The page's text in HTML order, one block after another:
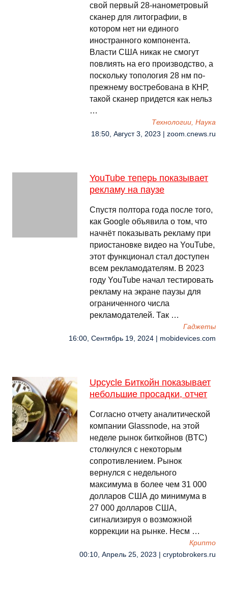
свой первый 28-нанометровый
сканер для литографии, в
котором нет ни единого
иностранного компонента.
Власти США никак не смогут
повлиять на его производство, а
поскольку топология 28 нм по-
прежнему востребована в КНР,
такой сканер придется как нельз
…
Технологии, Наука
18:50, Август 3, 2023 | zoom.cnews.ru
YouTube теперь показывает
рекламу на паузе
Спустя полтора года после того,
как Google объявила о том, что
начнёт показывать рекламу при
приостановке видео на YouTube,
этот функционал стал доступен
всем рекламодателям. В 2023
году YouTube начал тестировать
рекламу на экране паузы для
ограниченного числа
рекламодателей. Так …
Гаджеты
16:00, Сентябрь 19, 2024 | mobidevices.com
Upcycle Биткойн показывает
небольшие просадки, отчет
Согласно отчету аналитической
компании Glassnode, на этой
неделе рынок биткойнов (BTC)
столкнулся с некоторым
сопротивлением. Рынок
вернулся с недельного
максимума в более чем 31 000
долларов США до минимума в
27 000 долларов США,
сигнализируя о возможной
коррекции на рынке. Несм …
Крипто
00:10, Апрель 25, 2023 | cryptobrokers.ru